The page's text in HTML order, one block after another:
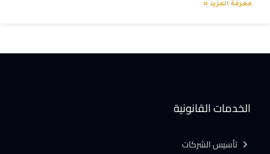
معرفة المزيد »
الخدمات القانونية
تأسيس الشركات